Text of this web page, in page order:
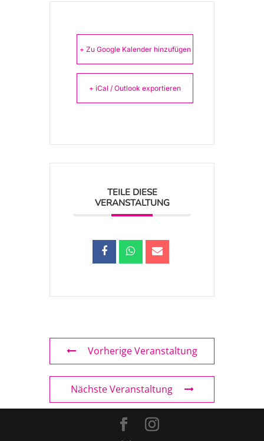
+ Zu Google Kalender hinzufügen
+ iCal / Outlook exportieren
TEILE DIESE
VERANSTALTUNG
Vorherige Veranstaltung
Nächste Veranstaltung